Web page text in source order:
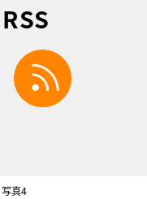
facebook
写真4